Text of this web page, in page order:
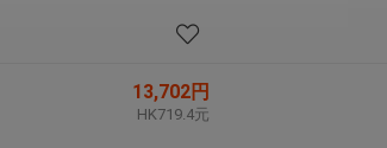
13,702円
HK719.4元